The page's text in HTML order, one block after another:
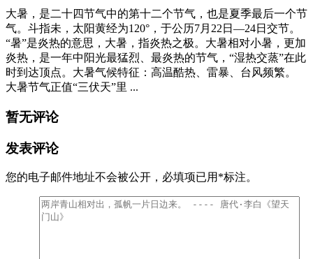
大暑，是二十四节气中的第十二个节气，也是夏季最后一个节
气。斗指未，太阳黄经为120°，于公历7月22日—24日交节。
“暑”是炎热的意思，大暑，指炎热之极。大暑相对小暑，更加
炎热，是一年中阳光最猛烈、最炎热的节气，“湿热交蒸”在此
时到达顶点。大暑气候特征：高温酷热、雷暴、台风频繁。
大暑节气正值“三伏天”里 ...
暂无评论
发表评论
您的电子邮件地址不会被公开， 必填项已用 *标注。